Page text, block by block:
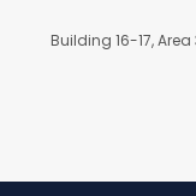
Building 16-17,